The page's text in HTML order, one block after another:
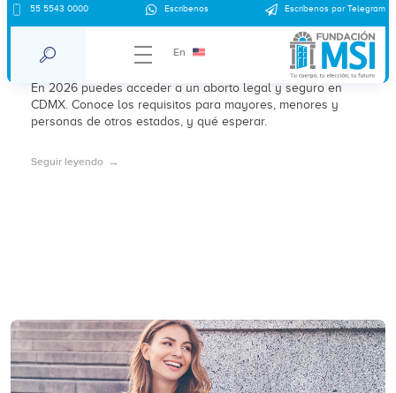
55 5543 0000 Escríbenos Escríbenos por Telegram
En
Requisitos para abortar en CDMX en
2026: lo que necesitas saber
En 2026 puedes acceder a un aborto legal y seguro en
CDMX. Conoce los requisitos para mayores, menores y
personas de otros estados, y qué esperar.
Seguir leyendo